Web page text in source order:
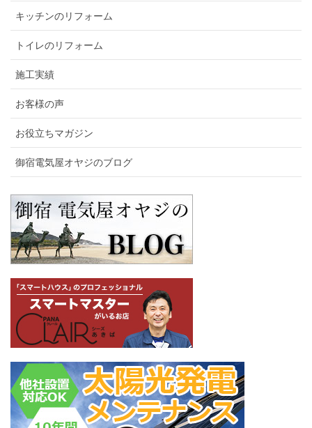
キッチンのリフォーム
トイレのリフォーム
施工実績
お客様の声
お役立ちマガジン
御宿電気屋オヤジのブログ